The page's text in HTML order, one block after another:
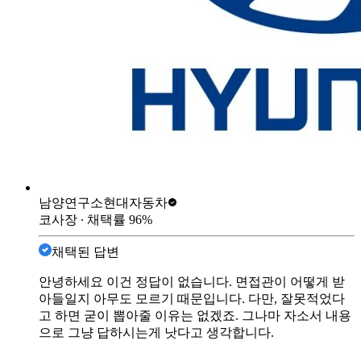
남양연구소현대자동차
코사장 ∙ 채택률 96%
채택된 답변
안녕하세요 이건 정답이 없습니다. 면접관이 어떻게 받
아들일지 아무도 모르기 때문입니다. 다만, 잘못적었다
고 하면 굳이 뽑아줄 이유는 없겠죠. 그나마 자소서 내용
으로 그냥 답하시는게 낫다고 생각합니다.